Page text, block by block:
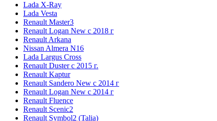
Lada X-Ray
Lada Vesta
Renault Master3
Renault Logan New с 2018 г
Renault Arkana
Nissan Almera N16
Lada Largus Cross
Renault Duster с 2015 г.
Renault Kaptur
Renault Sandero New с 2014 г
Renault Logan New с 2014 г
Renault Fluence
Renault Scenic2
Renault Symbol2 (Talia)